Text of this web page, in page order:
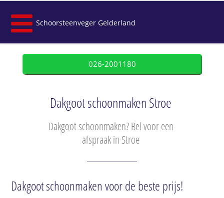
Schoorsteenveger Gelderland
026-2001180
Dakgoot schoonmaken Stroe
Dakgoot schoonmaken? Bel voor een
afspraak in Stroe
Dakgoot schoonmaken voor de beste prijs!